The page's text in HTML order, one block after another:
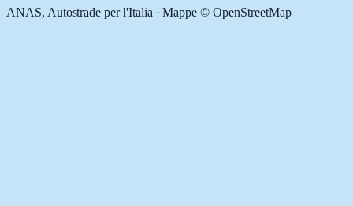
ANAS, Autostrade per l'Italia · Mappe © OpenStreetMap